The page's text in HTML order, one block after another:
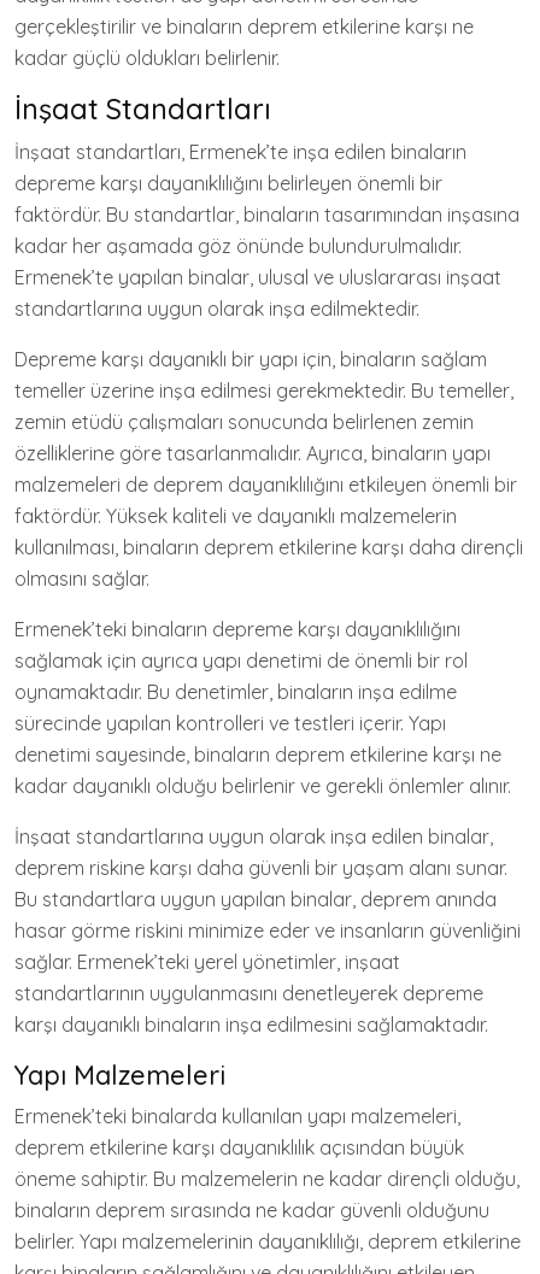
gerçekleştirilir ve binaların deprem etkilerine karşı ne
kadar güçlü oldukları belirlenir.
İnşaat Standartları
İnşaat standartları, Ermenek’te inşa edilen binaların
depreme karşı dayanıklılığını belirleyen önemli bir
faktördür. Bu standartlar, binaların tasarımından inşasına
kadar her aşamada göz önünde bulundurulmalıdır.
Ermenek’te yapılan binalar, ulusal ve uluslararası inşaat
standartlarına uygun olarak inşa edilmektedir.
Depreme karşı dayanıklı bir yapı için, binaların sağlam
temeller üzerine inşa edilmesi gerekmektedir. Bu temeller,
zemin etüdü çalışmaları sonucunda belirlenen zemin
özelliklerine göre tasarlanmalıdır. Ayrıca, binaların yapı
malzemeleri de deprem dayanıklılığını etkileyen önemli bir
faktördür. Yüksek kaliteli ve dayanıklı malzemelerin
kullanılması, binaların deprem etkilerine karşı daha dirençli
olmasını sağlar.
Ermenek’teki binaların depreme karşı dayanıklılığını
sağlamak için ayrıca yapı denetimi de önemli bir rol
oynamaktadır. Bu denetimler, binaların inşa edilme
sürecinde yapılan kontrolleri ve testleri içerir. Yapı
denetimi sayesinde, binaların deprem etkilerine karşı ne
kadar dayanıklı olduğu belirlenir ve gerekli önlemler alınır.
İnşaat standartlarına uygun olarak inşa edilen binalar,
deprem riskine karşı daha güvenli bir yaşam alanı sunar.
Bu standartlara uygun yapılan binalar, deprem anında
hasar görme riskini minimize eder ve insanların güvenliğini
sağlar. Ermenek’teki yerel yönetimler, inşaat
standartlarının uygulanmasını denetleyerek depreme
karşı dayanıklı binaların inşa edilmesini sağlamaktadır.
Yapı Malzemeleri
Ermenek’teki binalarda kullanılan yapı malzemeleri,
deprem etkilerine karşı dayanıklılık açısından büyük
öneme sahiptir. Bu malzemelerin ne kadar dirençli olduğu,
binaların deprem sırasında ne kadar güvenli olduğunu
belirler. Yapı malzemelerinin dayanıklılığı, deprem etkilerine